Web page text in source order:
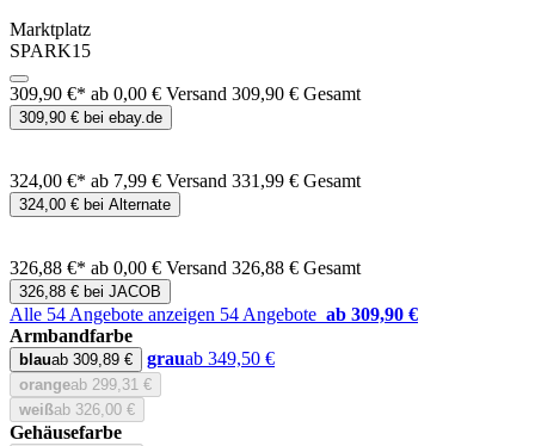
Marktplatz
SPARK15
309,90 €* ab 0,00 € Versand 309,90 € Gesamt
309,90 € bei ebay.de
324,00 €* ab 7,99 € Versand 331,99 € Gesamt
324,00 € bei Alternate
326,88 €* ab 0,00 € Versand 326,88 € Gesamt
326,88 € bei JACOB
Alle 54 Angebote anzeigen 54 Angebote ab 309,90 €
Armbandfarbe
blauab 309,89 € grauab 349,50 €
orangeab 299,31 €
weißab 326,00 €
Gehäusefarbe